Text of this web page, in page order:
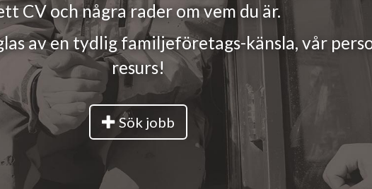
CV och några rader om vem du är.
av en tydlig familjeföretags-känsla, vår
resurs!
Sök jobb